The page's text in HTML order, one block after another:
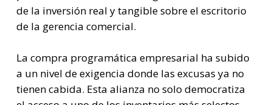
de la inversión real y tangible sobre el escritorio
de la gerencia comercial.
La compra programática empresarial ha subido
a un nivel de exigencia donde las excusas ya no
tienen cabida. Esta alianza no solo democratiza